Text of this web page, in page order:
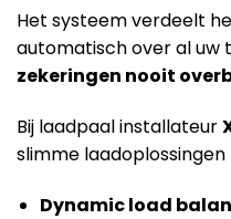
Het systeem verdeelt
automatisch over al uw
zekeringen nooit
Bij laadpaal installateur
slimme laadoplossingen
Dynamic load